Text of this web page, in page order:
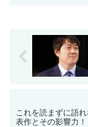
これを読まずに語
表作とその影響力！